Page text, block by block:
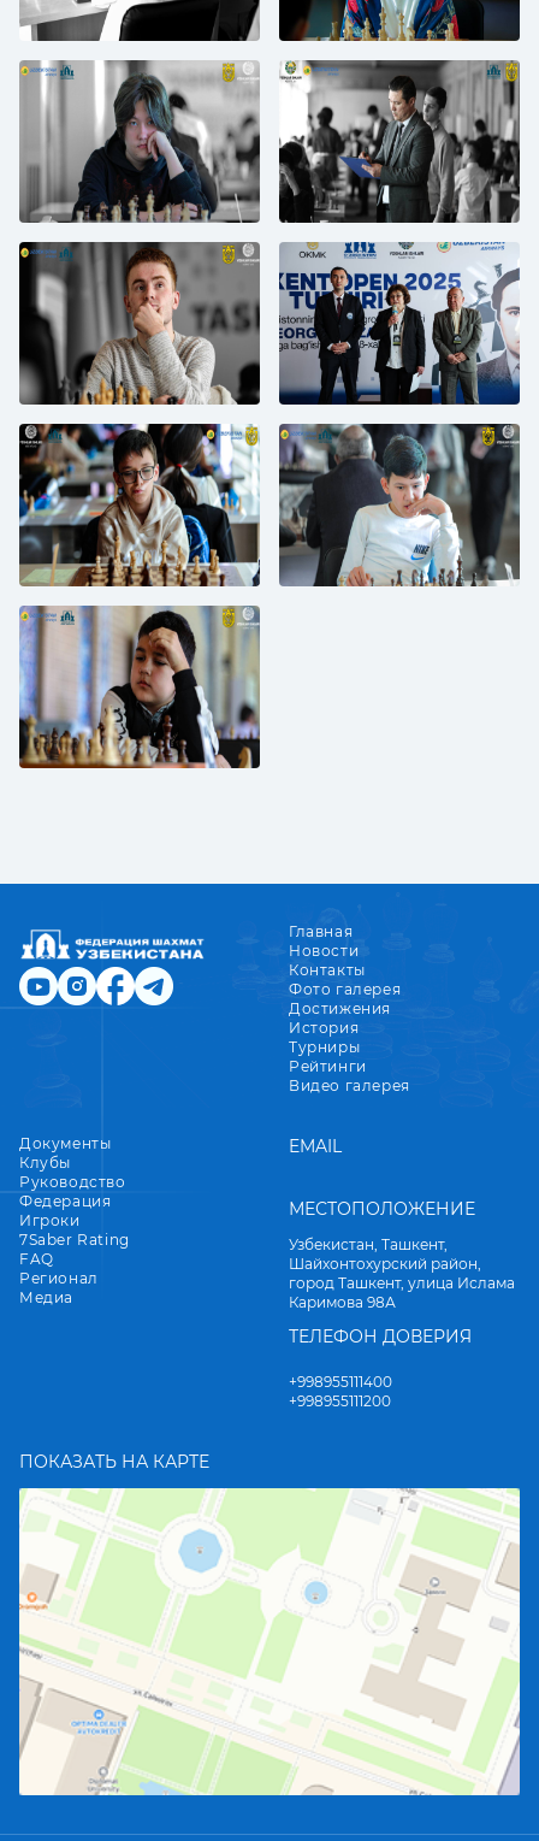
Главная
Новости
Контакты
Фото галерея
Достижения
История
Турниры
Рейтинги
Видео галерея
Документы
Клубы
Руководство
Федерация
Игроки
7Saber Rating
FAQ
Регионал
Медиа
EMAIL
МЕСТОПОЛОЖЕНИЕ
Узбекистан, Ташкент,
Шайхонтохурский район,
город Ташкент, улица Ислама
Каримова 98А
ТЕЛЕФОН ДОВЕРИЯ
+998955111400
+998955111200
ПОКАЗАТЬ НА КАРТЕ